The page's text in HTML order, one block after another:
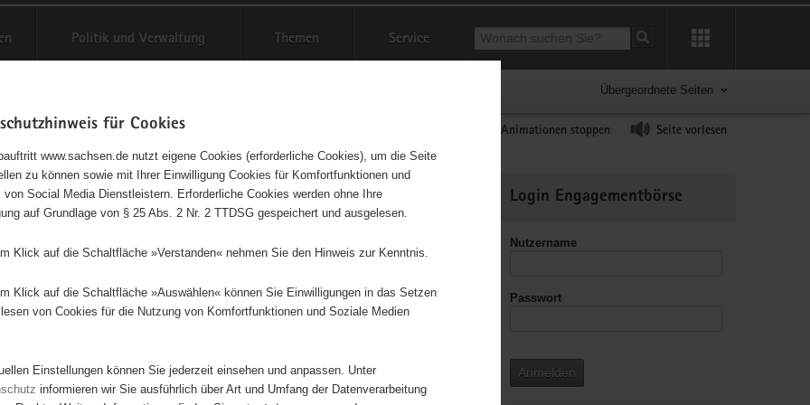
Politik und Verwaltung Themen Service Suchbegriff
Suche starten
Übergeordnete Seiten
Animationen stoppen Seite vorlesen
auf Karte anzeigen
Initiativen Projekte Nach Alphabet Nach Postleitzahl
8 Suchergebnisse
Informationen
Login Engagementbörse
Nutzername
Passwort
Anmelden
für Cookies
www.sachsen.de nutzt eigene Cookies (erforderliche Cookies), um die Seite
zu können sowie mit Ihrer Einwilligung Cookies für Komfortfunktionen und
von Social Media Dienstleistern. Erforderliche Cookies werden ohne Ihre
auf Grundlage von § 25 Abs. 2 Nr. 2 TTDSG gespeichert und ausgelesen.
Klick auf die Schaltfläche »Verstanden« nehmen Sie den Hinweis zur Kenntnis.
Klick auf die Schaltfläche »Auswählen« können Sie Einwilligungen in das Setzen
von Cookies für die Nutzung von Komfortfunktionen und Soziale Medien
Einstellungen können Sie jederzeit einsehen und anpassen. Unter
informieren wir Sie ausführlich über Art und Umfang der Datenverarbeitung